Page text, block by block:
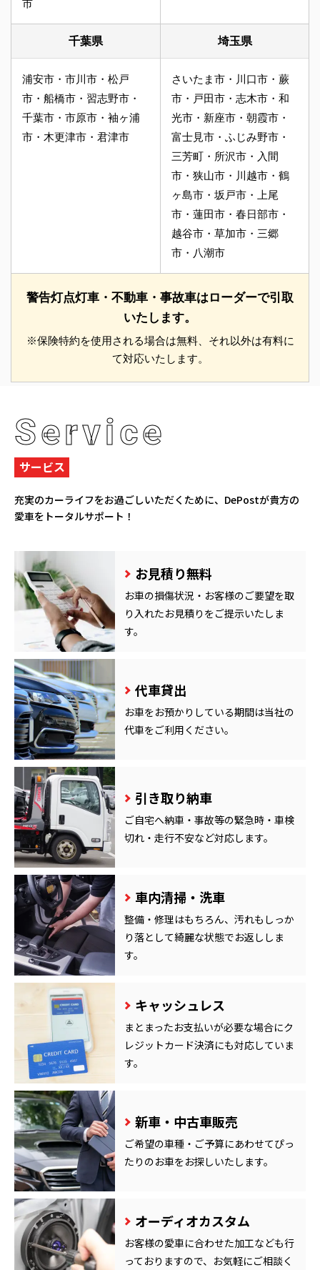
市
千葉県
浦安市・市川市・松戸
市・船橋市・習志野市・
千葉市・市原市・袖ヶ浦
市・木更津市・君津市
埼玉県
さいたま市・川口市・蕨
市・戸田市・志木市・和
光市・新座市・朝霞市・
富士見市・ふじみ野市・
三芳町・所沢市・入間
市・狭山市・川越市・鶴
ヶ島市・坂戸市・上尾
市・蓮田市・春日部市・
越谷市・草加市・三郷
市・八潮市
警告灯点灯車・不動車・事故車はローダーで引取
いたします。
※保険特約を使用される場合は無料、それ以外は有料に
て対応いたします。
Service
サービス
充実のカーライフをお過ごしいただくために、 DePostが貴方の
愛車をトータルサポート！
お見積り無料
お車の損傷状況・お客様のご要望を取
り入れたお見積りをご提示いたしま
す。
代車貸出
お車をお預かりしている期間は当社の
代車をご利用ください。
引き取り納車
ご自宅へ納車・事故等の緊急時・車検
切れ・走行不安など対応します。
車内清掃・洗車
整備・修理はもちろん、汚れもしっか
り落として綺麗な状態でお返ししま
す。
キャッシュレス
まとまったお支払いが必要な場合にク
レジットカード決済にも対応していま
す。
新車・中古車販売
ご希望の車種・ご予算にあわせてぴっ
たりのお車をお探しいたします。
オーディオカスタム
お客様の愛車に合わせた加工なども行
っておりますので、お気軽にご相談く